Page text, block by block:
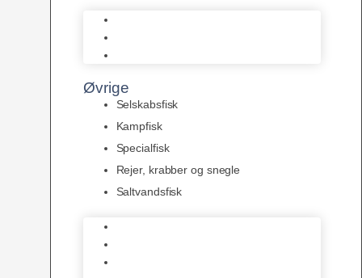
Øvrige
Selskabsfisk
Kampfisk
Specialfisk
Rejer, krabber og snegle
Saltvandsfisk